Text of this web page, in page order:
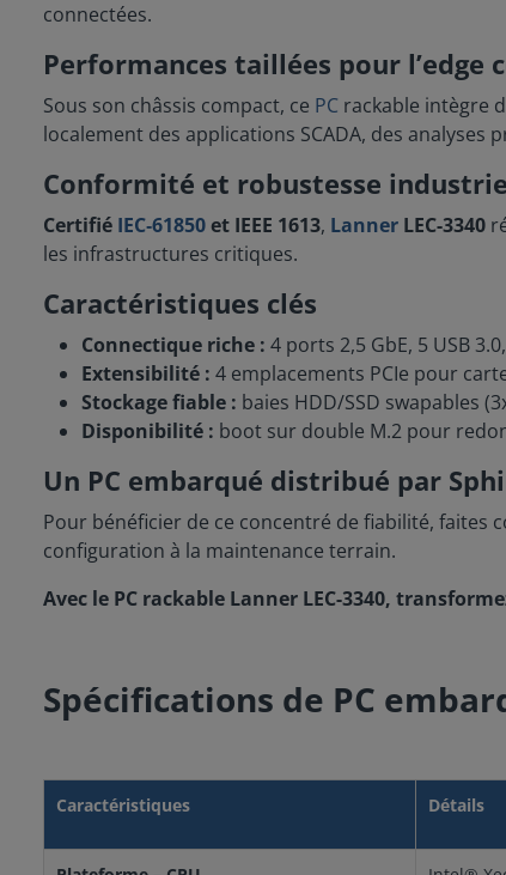
connectées.
Performances taillées pour l’edge
Sous son châssis compact, ce PC rackable intègre
localement des applications SCADA, des
Conformité et robustesse
Certifié IEC‑61850et IEEE 1613, Lanner LEC-3340
les infrastructures critiques.
Caractéristiques clés
Connectique riche : 4 ports 2,5 GbE, 5 USB
Extensibilité : 4 emplacements PCIe pour
Stockage fiable : baies HDD/SSD swapables
Disponibilité : boot sur double M.2 pour
Un PC embarqué distribué par
Pour bénéficier de ce concentré de fiabilité, faites
configuration à la maintenance terrain.
Avec le PC rackable Lanner LEC-3340,
Spécifications de PC
Caractéristiques Détails